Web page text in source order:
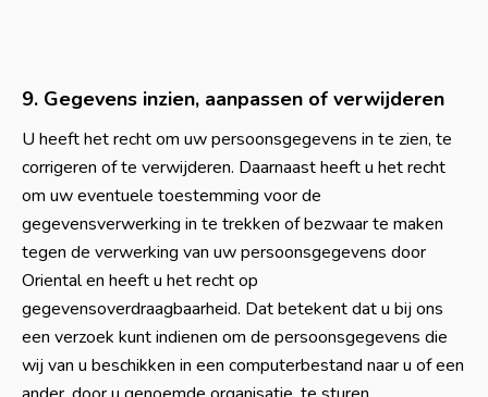
9. Gegevens inzien, aanpassen of verwijderen
U heeft het recht om uw persoonsgegevens in te zien, te
corrigeren of te verwijderen. Daarnaast heeft u het recht
om uw eventuele toestemming voor de
gegevensverwerking in te trekken of bezwaar te maken
tegen de verwerking van uw persoonsgegevens door
Oriental en heeft u het recht op
gegevensoverdraagbaarheid. Dat betekent dat u bij ons
een verzoek kunt indienen om de persoonsgegevens die
wij van u beschikken in een computerbestand naar u of een